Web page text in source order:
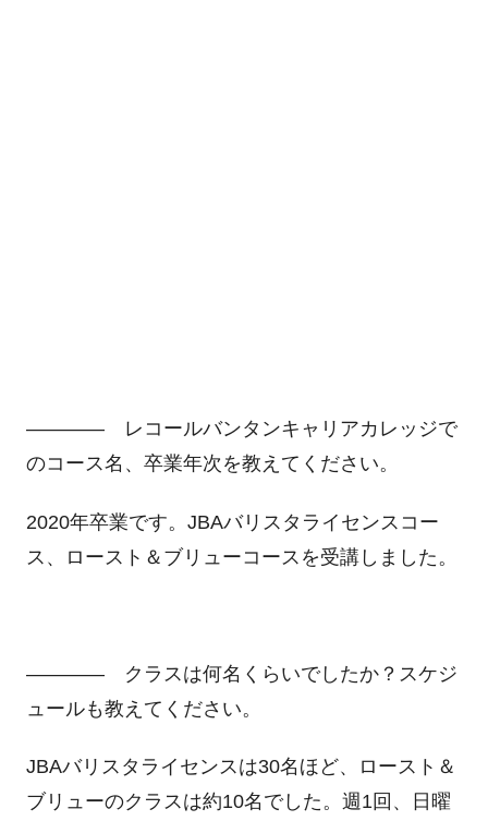
―――― レコールバンタンキャリアカレッジで
のコース名、卒業年次を教えてください。
2020年卒業です。JBAバリスタライセンスコー
ス、ロースト＆ブリューコースを受講しました。
―――― クラスは何名くらいでしたか？スケジ
ュールも教えてください。
JBAバリスタライセンスは30名ほど、ロースト＆
ブリューのクラスは約10名でした。週1回、日曜